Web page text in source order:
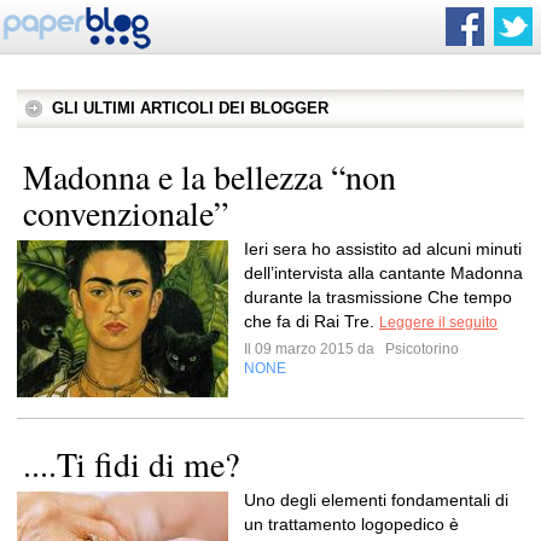
GLI ULTIMI ARTICOLI DEI BLOGGER
Madonna e la bellezza “non
convenzionale”
Ieri sera ho assistito ad alcuni minuti
dell’intervista alla cantante Madonna
durante la trasmissione Che tempo
che fa di Rai Tre.
Leggere il seguito
Il 09 marzo 2015 da
Psicotorino
NONE
....Ti fidi di me?
Uno degli elementi fondamentali di
un trattamento logopedico è